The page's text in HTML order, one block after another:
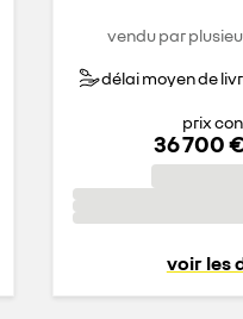
vendu par
délai moyen de
prix
36 700
voir les